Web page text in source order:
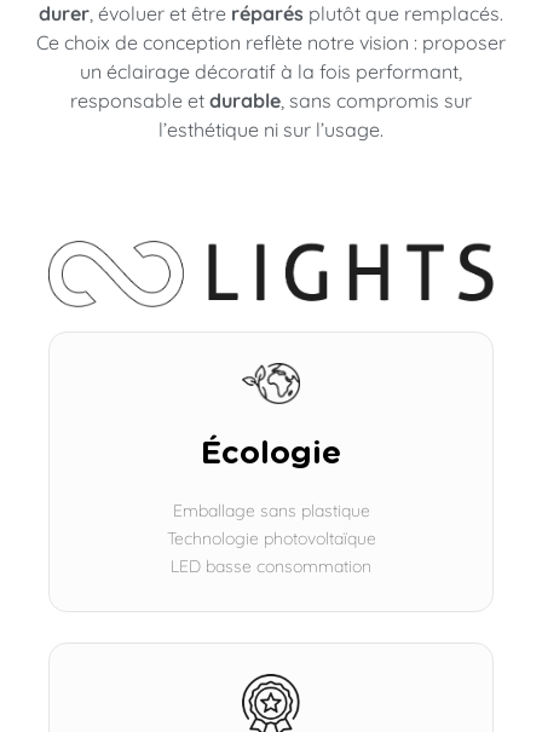
durer, évoluer et être réparés plutôt que remplacés.
Ce choix de conception reflète notre vision : proposer
un éclairage décoratif à la fois performant,
responsable et durable, sans compromis sur
l’esthétique ni sur l’usage.
Écologie
Emballage sans plastique
Technologie photovoltaïque
LED basse consommation